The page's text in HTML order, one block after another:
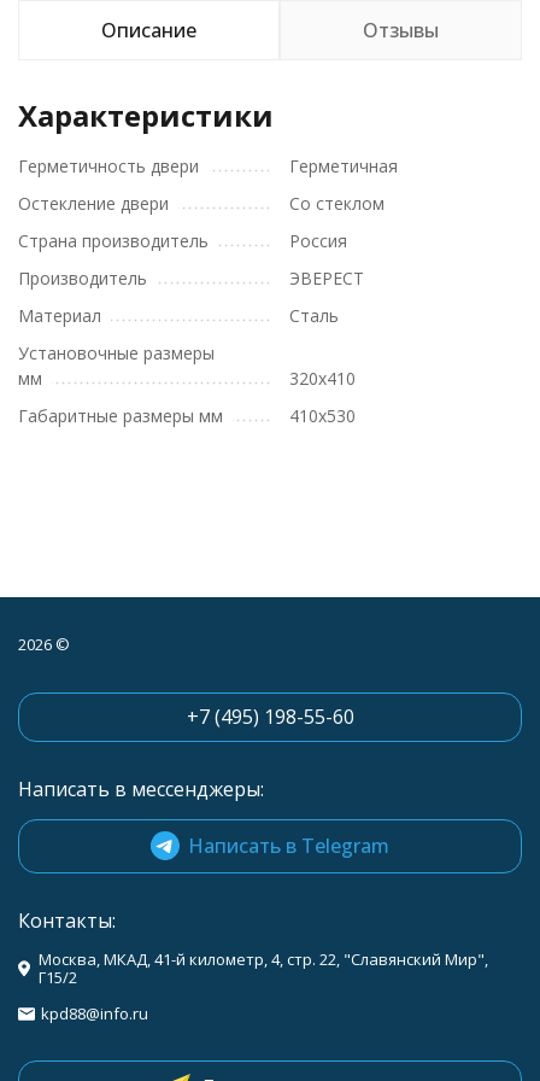
Описание Отзывы
Характеристики
Герметичность двери
Герметичная
Остекление двери
Со стеклом
Страна производитель
Россия
Производитель
ЭВЕРЕСТ
Материал
Сталь
Установочные размеры
мм
320х410
Габаритные размеры мм
410х530
2026 ©
+7 (495) 198-55-60
Написать в мессенджеры:
Написать в Telegram
Контакты:
Москва, МКАД, 41-й километр, 4, стр. 22, "Славянский Мир",
Г15/2
kpd88@info.ru